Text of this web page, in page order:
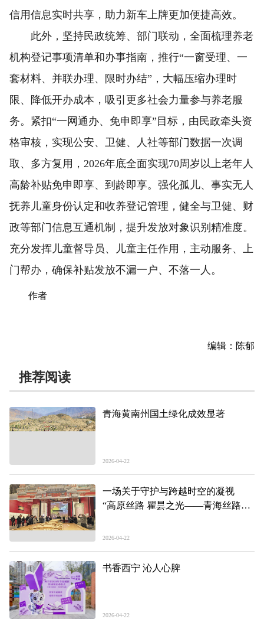
信用信息实时共享，助力新车上牌更加便捷高效。
此外，坚持民政统筹、部门联动，全面梳理养老
机构登记事项清单和办事指南，推行“一窗受理、一
套材料、并联办理、限时办结”，大幅压缩办理时
限、降低开办成本，吸引更多社会力量参与养老服
务。紧扣“一网通办、免申即享”目标，由民政牵头资
格审核，实现公安、卫健、人社等部门数据一次调
取、多方复用，2026年底全面实现70周岁以上老年人
高龄补贴免申即享、到龄即享。强化孤儿、事实无人
抚养儿童身份认定和收养登记管理，健全与卫健、财
政等部门信息互通机制，提升发放对象识别精准度。
充分发挥儿童督导员、儿童主任作用，主动服务、上
门帮办，确保补贴发放不漏一户、不落一人。
作者
编辑：陈郁
推荐阅读
青海黄南州国土绿化成效显著
2026-04-22
一场关于守护与跨越时空的凝视
“高原丝路 瞿昙之光——青海丝路文
2026-04-22
书香西宁 沁人心脾
2026-04-22